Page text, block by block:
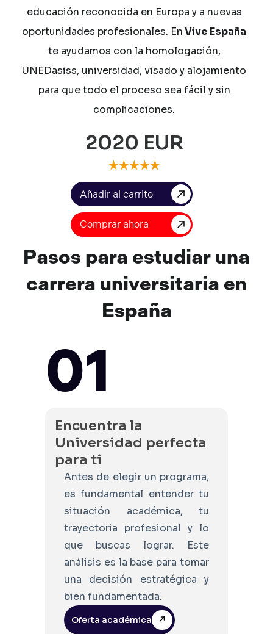
educación reconocida en Europa y a nuevas
oportunidades profesionales. EnVive España
te ayudamos con la homologación,
UNEDasiss, universidad, visado y alojamiento
para que todo el proceso sea fácil y sin
complicaciones.
2020 EUR
Comprar ahora
Pasos para estudiar una
carrera universitaria en
España
01
Encuentra la
Universidad perfecta
para ti
Antes de elegir un programa,
es fundamental entender tu
situación académica, tu
trayectoria profesional y lo
que buscas lograr. Este
análisis es la base para tomar
una decisión estratégica y
bien fundamentada.
Oferta académica